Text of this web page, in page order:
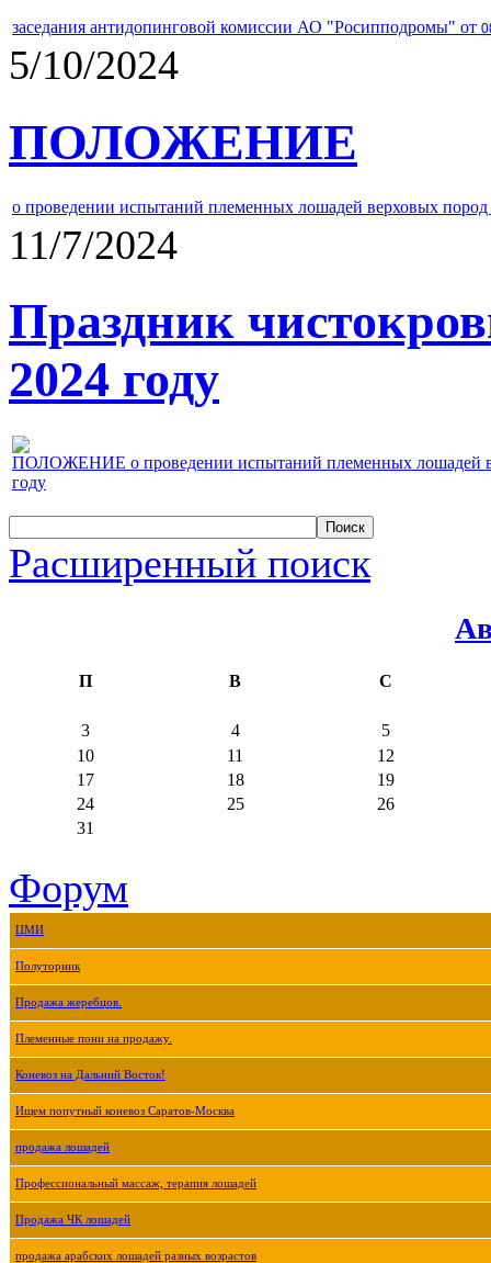
заседания антидопинговой комиссии АО "Росипподромы" от
5/10/2024
ПОЛОЖЕНИЕ
о проведении испытаний племенных лошадей верховых
11/7/2024
Праздник
2024 году
ПОЛОЖЕНИЕ о проведении испытаний племенных лошадей
году
Расширенный поиск
П В С
3 4
5
10
11
12
17
18
19
24
25
26
31
Форум
ЦМИ
Полуторник
Продажа жеребцов.
Племенные пони на продажу.
Коневоз на Дальний Восток!
Ищем попутный коневоз Саратов-Москва
продажа лошадей
Профессиональный массаж, терапия лошадей
Продажа ЧК лошадей
продажа арабских лошадей разных возрастов